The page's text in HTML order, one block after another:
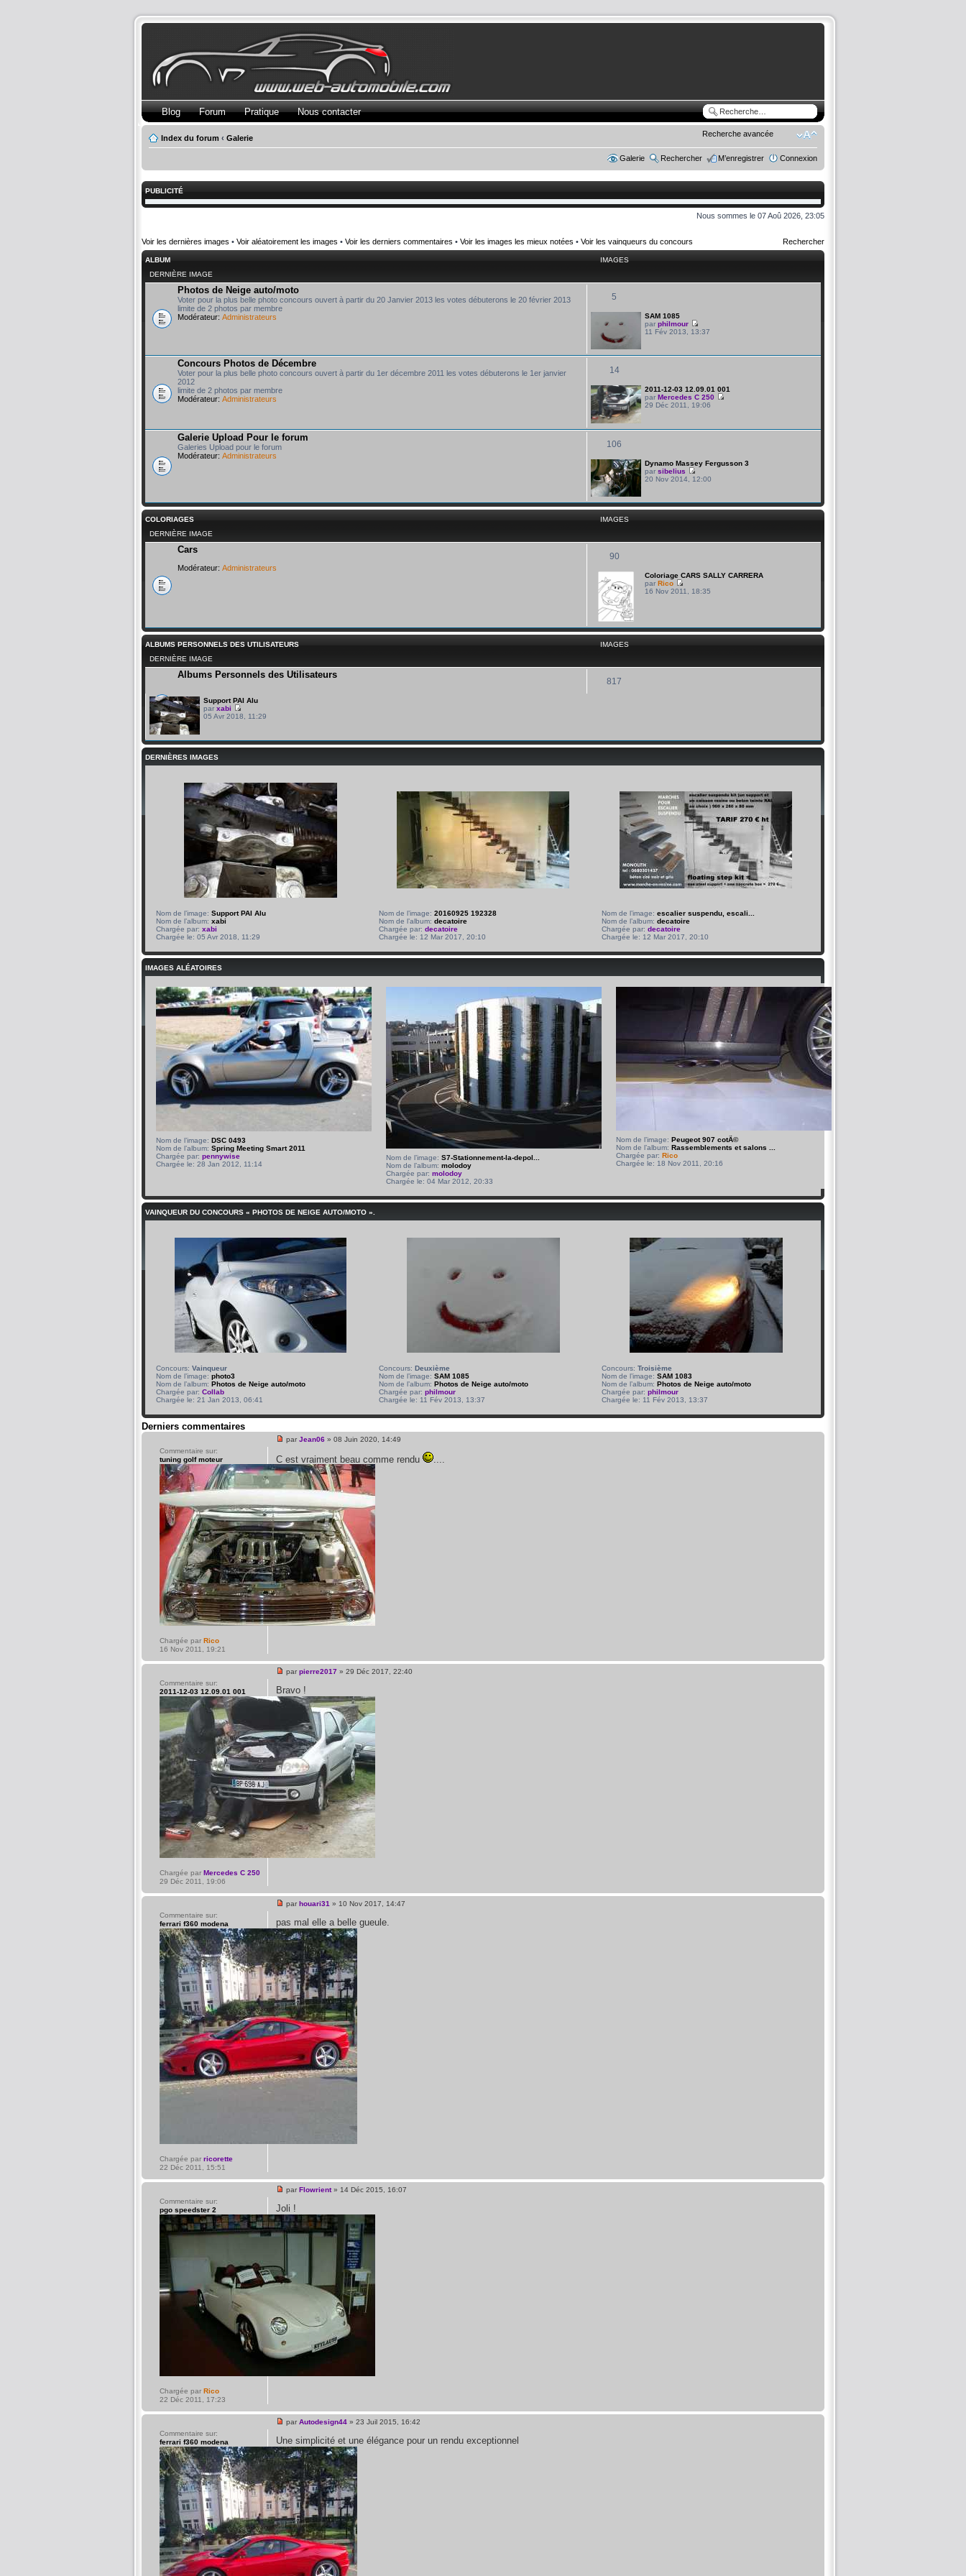
Recherche avancée
Blog Forum Pratique Nous contacter
Index du forum ‹ Galerie
Galerie Rechercher M’enregistrer Connexion
PUBLICITÉ
Nous sommes le 07 Aoû 2026, 23:05
Voir les dernières images • Voir aléatoirement les images • Voir les derniers commentaires • Voir les images les mieux notées • Voir les vainqueurs du concours Rechercher
ALBUM
IMAGES
DERNIÈRE IMAGE
Photos de Neige auto/moto
Voter pour la plus belle photo concours ouvert à partir du 20 Janvier 2013 les votes débuterons le 20 février 2013
limite de 2 photos par membre
Modérateur: Administrateurs
5
SAM 1085
par philmour
11 Fév 2013, 13:37
Concours Photos de Décembre
Voter pour la plus belle photo concours ouvert à partir du 1er décembre 2011 les votes débuterons le 1er janvier
2012
limite de 2 photos par membre
Modérateur: Administrateurs
14
2011-12-03 12.09.01 001
par Mercedes C 250
29 Déc 2011, 19:06
Galerie Upload Pour le forum
Galeries Upload pour le forum
Modérateur: Administrateurs
106
Dynamo Massey Fergusson 3
par sibelius
20 Nov 2014, 12:00
COLORIAGES
IMAGES
DERNIÈRE IMAGE
Cars
Modérateur: Administrateurs
90
Coloriage CARS SALLY CARRERA
par Rico
16 Nov 2011, 18:35
ALBUMS PERSONNELS DES UTILISATEURS
IMAGES
DERNIÈRE IMAGE
Albums Personnels des Utilisateurs
817
Support PAI Alu
par xabi
05 Avr 2018, 11:29
DERNIÈRES IMAGES
Nom de l’image: Support PAI Alu
Nom de l’album: xabi
Chargée par: xabi
Chargée le: 05 Avr 2018, 11:29
Nom de l’image: 20160925 192328
Nom de l’album: decatoire
Chargée par: decatoire
Chargée le: 12 Mar 2017, 20:10
Nom de l’image: escalier suspendu, escali...
Nom de l’album: decatoire
Chargée par: decatoire
Chargée le: 12 Mar 2017, 20:10
IMAGES ALÉATOIRES
Nom de l’image: DSC 0493
Nom de l’album: Spring Meeting Smart 2011
Chargée par: pennywise
Chargée le: 28 Jan 2012, 11:14
Nom de l’image: S7-Stationnement-la-depol...
Nom de l’album: molodoy
Chargée par: molodoy
Chargée le: 04 Mar 2012, 20:33
Nom de l’image: Peugeot 907 cotÃ©
Nom de l’album: Rassemblements et salons ...
Chargée par: Rico
Chargée le: 18 Nov 2011, 20:16
VAINQUEUR DU CONCOURS « PHOTOS DE NEIGE AUTO/MOTO ».
Concours: Vainqueur
Nom de l’image: photo3
Nom de l’album: Photos de Neige auto/moto
Chargée par: Collab
Chargée le: 21 Jan 2013, 06:41
Concours: Deuxième
Nom de l’image: SAM 1085
Nom de l’album: Photos de Neige auto/moto
Chargée par: philmour
Chargée le: 11 Fév 2013, 13:37
Concours: Troisième
Nom de l’image: SAM 1083
Nom de l’album: Photos de Neige auto/moto
Chargée par: philmour
Chargée le: 11 Fév 2013, 13:37
Derniers commentaires
par Jean06» 08 Juin 2020, 14:49
C est vraiment beau comme rendu ....
Commentaire sur:
tuning golf moteur
Chargée par Rico
16 Nov 2011, 19:21
par pierre2017» 29 Déc 2017, 22:40
Bravo !
Commentaire sur:
2011-12-03 12.09.01 001
Chargée par Mercedes C 250
29 Déc 2011, 19:06
par houari31 » 10 Nov 2017, 14:47
pas mal elle a belle gueule.
Commentaire sur:
ferrari f360 modena
Chargée par ricorette
22 Déc 2011, 15:51
par Flowrient» 14 Déc 2015, 16:07
Joli !
Commentaire sur:
pgo speedster 2
Chargée par Rico
22 Déc 2011, 17:23
par Autodesign44» 23 Juil 2015, 16:42
Une simplicité et une élégance pour un rendu exceptionnel
Commentaire sur:
ferrari f360 modena